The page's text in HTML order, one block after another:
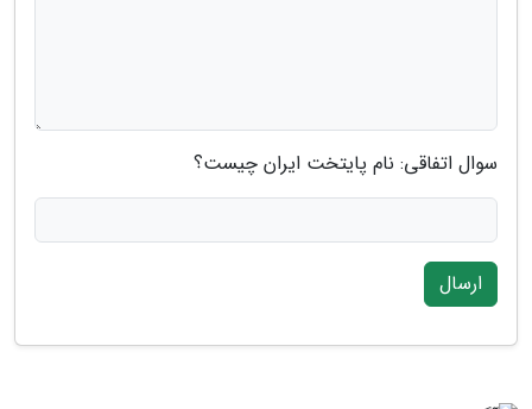
سوال اتفاقی: نام پایتخت ایران چیست؟
ارسال